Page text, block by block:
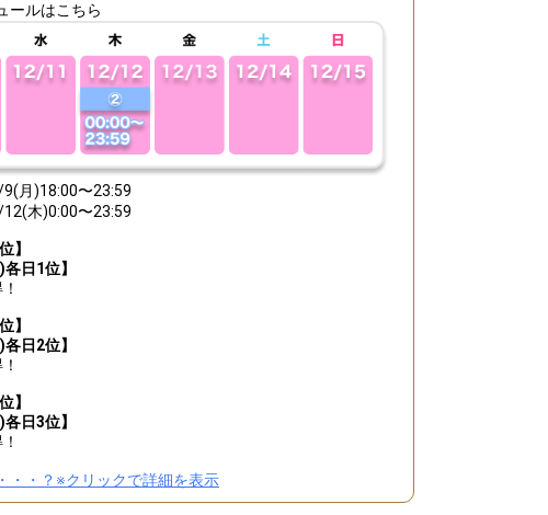
refrain from posting comments that may offend performers or
ールはこちら
月)18:00〜23:59
木)0:00〜23:59
】
日1位】
】
日2位】
】
日3位】
・・？※クリックで詳細を表示